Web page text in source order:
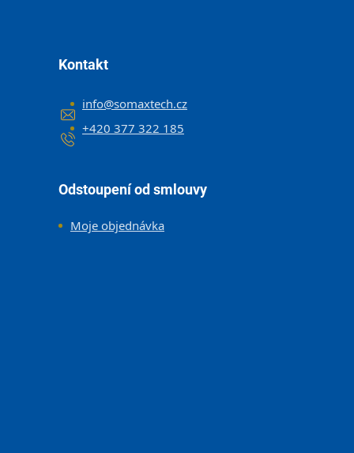
Kontakt
info@somaxtech.cz
+420 377 322 185
Odstoupení od smlouvy
Moje objednávka